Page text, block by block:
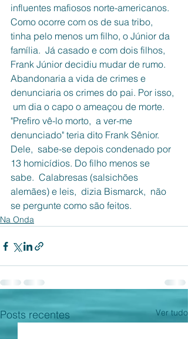
influentes mafiosos norte-americanos.
Como ocorre com os de sua tribo,
tinha pelo menos um filho, o Júnior da
família.  Já casado e com dois filhos,
Frank Júnior decidiu mudar de rumo.
Abandonaria a vida de crimes e
denunciaria os crimes do pai. Por isso,
um dia o capo o ameaçou de morte.
"Prefiro vê-lo morto,  a ver-me
denunciado" teria dito Frank Sênior.
Dele,  sabe-se depois condenado por
13 homicídios. Do filho menos se
sabe.  Calabresas (salsichões
alemães) e leis,  dizia Bismarck,  não
se pergunte como são feitos.
Na Onda
Posts recentes Ver tudo